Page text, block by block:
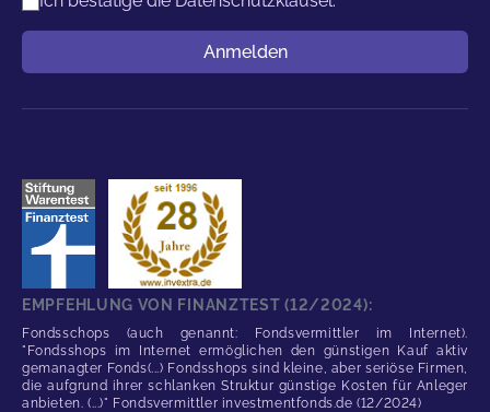
Anmelden
EMPFEHLUNG VON FINANZTEST (12/2024):
Fondsschops (auch genannt: Fondsvermittler im Internet).
"Fondsshops im Internet ermöglichen den günstigen Kauf aktiv
gemanagter Fonds(...) Fondsshops sind kleine, aber seriöse Firmen,
die aufgrund ihrer schlanken Struktur günstige Kosten für Anleger
anbieten. (...)" Fondsvermittler investmentfonds.de (12/2024)